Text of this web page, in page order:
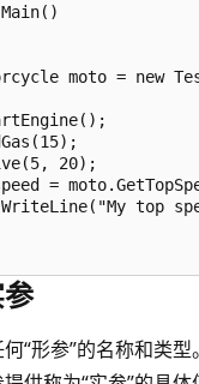
moto = new
20);
=
“形参”的名称和类